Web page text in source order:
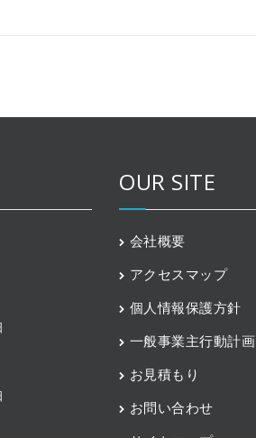
OUR SITE
会社概要
アクセスマップ
個人情報保護方針
一般事業主行動計画
お見積もり
お問い合わせ